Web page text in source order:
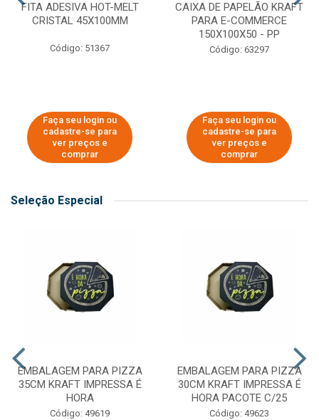
FITA ADESIVA HOT-MELT
CRISTAL 45X100MM
Código: 51367
Faça seu login ou
cadastre-se para
ver preços e
comprar
CAIXA DE PAPELÃO KRAFT
PARA E-COMMERCE
150X100X50 - PP
Código: 63297
Faça seu login ou
cadastre-se para
ver preços e
comprar
Seleção Especial
EMBALAGEM PARA PIZZA
35CM KRAFT IMPRESSA É
HORA
Código: 49619
EMBALAGEM PARA PIZZA
30CM KRAFT IMPRESSA É
HORA PACOTE C/25
Código: 49623